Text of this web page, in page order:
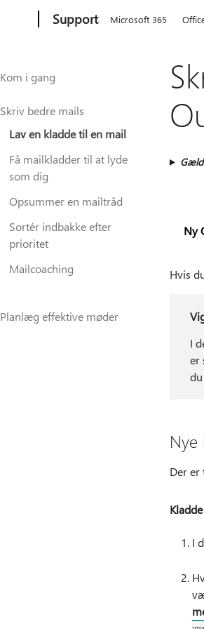
Support Microsoft 365
Kom i gang
Skriv bedre mails
Lav en kladde til en mail
Få mailkladder til at lyde
som dig
Opsummer en mailtråd
Sortér indbakke efter
prioritet
Mailcoaching
Planlæg effektive møder
Ny
Hvis
I
er
Nye
Der
I